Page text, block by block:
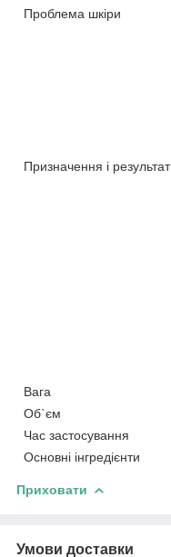
Проблема шкіри
Призначення і результат
Вага
Об`єм
Час застосування
Основні інгредієнти
Приховати
Умови доставки